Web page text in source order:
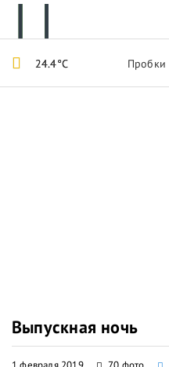
Выпускная ночь
24.4°C Пробки